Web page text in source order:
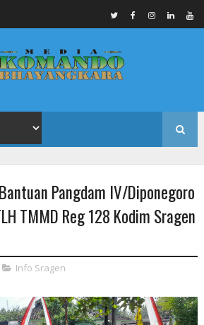
Pangdam IV/Diponegoro
TMMD Reg 128 Kodim Sragen
Info Sragen